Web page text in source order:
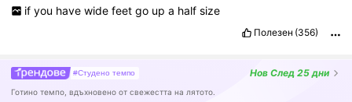
if you have wide feet go up a half size
Полезен (356)
#Студено темпо Нов След 25 дни
Готино темпо, вдъхновено от свежестта на лятото.